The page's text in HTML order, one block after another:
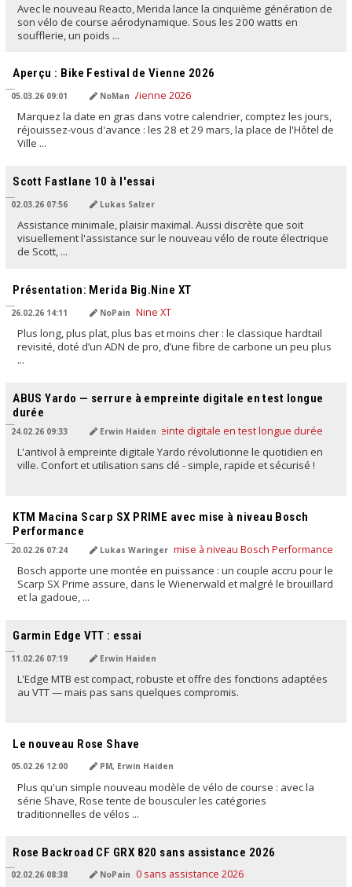
Avec le nouveau Reacto, Merida lance la cinquième génération de
son vélo de course aérodynamique. Sous les 200 watts en
soufflerie, un poids ...
Aperçu : Bike Festival de Vienne 2026
05.03.26 09:01 NoMan
Marquez la date en gras dans votre calendrier, comptez les jours,
réjouissez-vous d'avance : les 28 et 29 mars, la place de l'Hôtel de
Ville ...
Scott Fastlane 10 à l'essai
02.03.26 07:56 Lukas Salzer
Assistance minimale, plaisir maximal. Aussi discrète que soit
visuellement l'assistance sur le nouveau vélo de route électrique
de Scott, ...
Présentation: Merida Big.Nine XT
26.02.26 14:11 NoPain
Plus long, plus plat, plus bas et moins cher : le classique hardtail
revisité, doté d’un ADN de pro, d’une fibre de carbone un peu plus
...
ABUS Yardo — serrure à empreinte digitale en test longue
durée
24.02.26 09:33 Erwin Haiden
L'antivol à empreinte digitale Yardo révolutionne le quotidien en
ville. Confort et utilisation sans clé - simple, rapide et sécurisé !
KTM Macina Scarp SX PRIME avec mise à niveau Bosch
Performance
20.02.26 07:24 Lukas Waringer
Bosch apporte une montée en puissance : un couple accru pour le
Scarp SX Prime assure, dans le Wienerwald et malgré le brouillard
et la gadoue, ...
Garmin Edge VTT : essai
11.02.26 07:19 Erwin Haiden
L'Edge MTB est compact, robuste et offre des fonctions adaptées
au VTT — mais pas sans quelques compromis.
Le nouveau Rose Shave
05.02.26 12:00 PM, Erwin Haiden
Plus qu'un simple nouveau modèle de vélo de course : avec la
série Shave, Rose tente de bousculer les catégories
traditionnelles de vélos ...
Rose Backroad CF GRX 820 sans assistance 2026
02.02.26 08:38 NoPain